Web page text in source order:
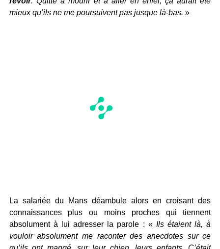
mieux qu’ils ne me poursuivent pas jusque là-bas. »
La salariée du Mans déambule alors en croisant des
connaissances plus ou moins proches qui tiennent
absolument à lui adresser la parole : «Ils étaient là, à
vouloir absolument me raconter des anecdotes sur ce